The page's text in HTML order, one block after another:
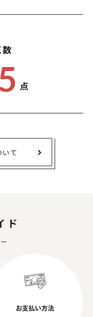
点
て
ド
お支払い方法